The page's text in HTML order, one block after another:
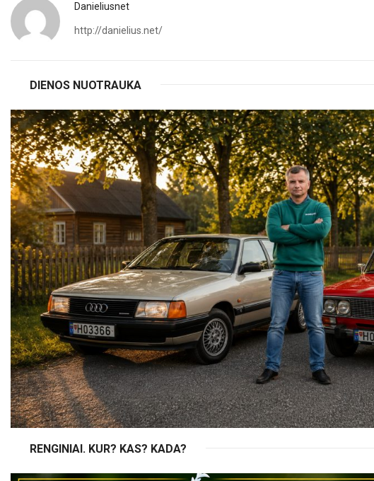
Danieliusnet
http://danielius.net/
DIENOS NUOTRAUKA
RENGINIAI. KUR? KAS? KADA?